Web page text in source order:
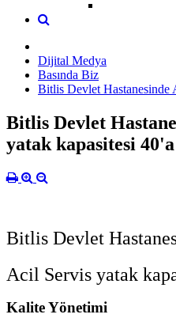
Dijital Medya
Basında Biz
Bitlis Devlet Hastanesinde
Bitlis Devlet
yatak kapasitesi
Bitlis Devlet
Acil Servis yatak
Kalite Yönetimi